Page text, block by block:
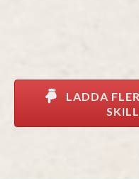
LADDA